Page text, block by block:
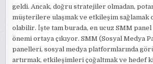
geldi. Ancak, doğru stratejiler olmadan,
müşterilere ulaşmak ve etkileşim sağlamak
olabilir. İşte tam burada, en ucuz SMM
önemi ortaya çıkıyor. SMM (Sosyal Medya
panelleri, sosyal medya platformlarında
artırmak, etkileşimleri çoğaltmak ve hedef